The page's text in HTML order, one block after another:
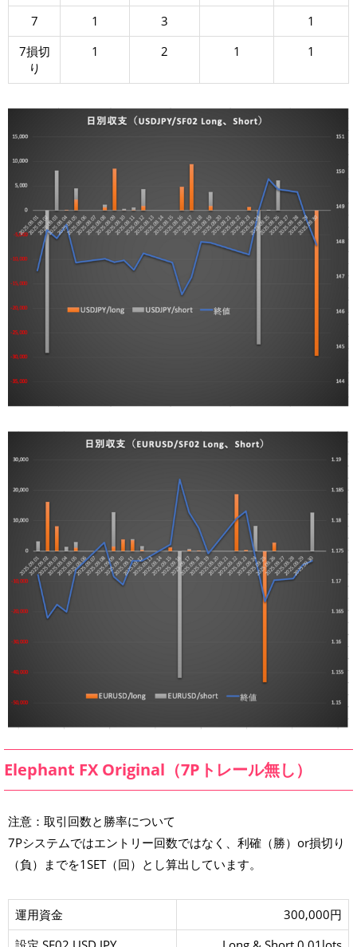
7
1 3
1
7損切
り
1 2 1 1
Elephant FX Original（7Pトレール無し）
注意：取引回数と勝率について
7Pシステムではエントリー回数ではなく、利確（勝）or損切り
（負）までを1SET（回）とし算出しています。
運用資金
300,000円